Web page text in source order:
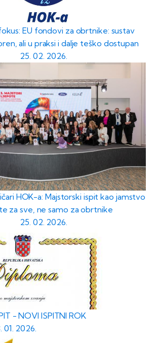
EU fondovi za obrtnike: sustav
ali u praksi i dalje teško dostupan
25. 02. 2026.
HOK-a: Majstorski ispit kao jamstvo
za sve, ne samo za obrtnike
25. 02. 2026.
- NOVI ISPITNI ROK
01. 2026.